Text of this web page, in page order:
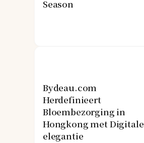
Season
Bydeau.com
Herdefinieert
Bloembezorging in
Hongkong met Digitale
elegantie